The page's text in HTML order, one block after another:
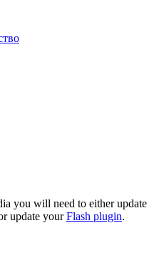
you will need to either update
update yourFlash plugin.